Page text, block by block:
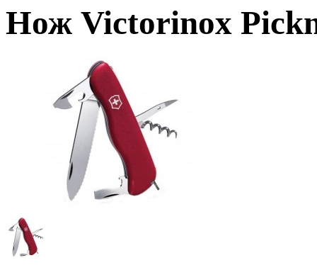
Нож Victorinox